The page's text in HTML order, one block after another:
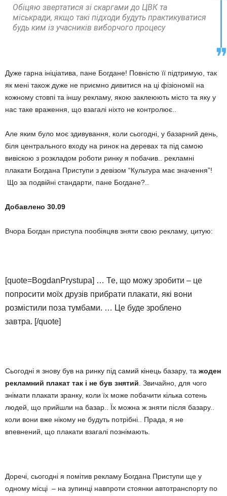
Обіцяю звертатися зі скаргами до ЦВК та
міськради, якщо такі підходи будуть практикуватися
будь ким із учасників виборчого процесу
Дуже гарна ініціатива, пане Богдане! Повністю її підтримую, так
як мені також дуже не приємно дивитися на ці фізіономії на
кожному стовпі та іншу рекламу, якою заклеюють місто та яку у
нас таке враження, що взагалі ніхто не контролює..
Але яким було моє здивування, коли сьогодні, у базарний день,
біля центрального входу на ринок на деревах та під самою
вивіскою з розкладом роботи ринку я побачив.. рекламні
плакати Богдана Приступи з девізом “Культура має значення”!
Що за подвійні стандарти, пане Богдане?..
Добавлено 30.09
Вчора Богдан приступа пообіяцяв зняти свою рекламу, цитую:
[quote=BogdanPrystupa] … Те, що можу зробити – це
попросити моїх друзів прибрати плакати, які вони
розмістили поза тумбами. … Це буде зроблено
завтра. [/quote]
Сьогодні я знову був на ринку під самий кінець базару, та жоден
рекламний плакат так і не був знятий . Звичайно, для чого
знімати плакати зранку, коли їх може побачити кілька сотень
людей, що прийшли на базар.. Їх можна ж зняти після базару..
коли вони вже нікому не будуть потрібні.. Прада, я не
впевнений, що плакати взагалі познімають.
Доречі, сьогодні я помітив рекламу Богдана Приступи ще у
одному місці – на зупинці навпроти стоянки автотранспорту по